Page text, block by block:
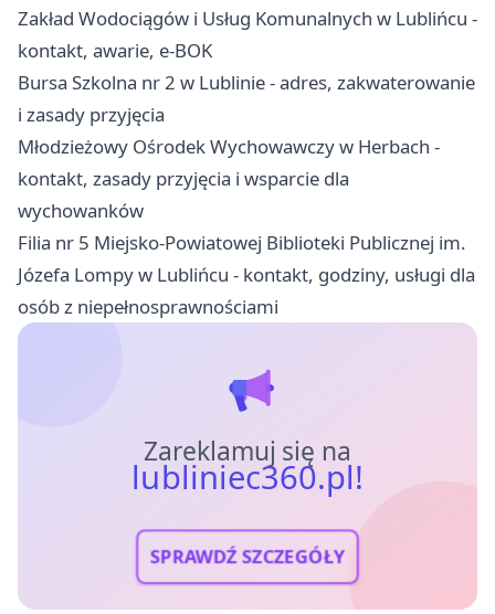
Zakład Wodociągów i Usług Komunalnych w Lublińcu -
kontakt, awarie, e-BOK
Bursa Szkolna nr 2 w Lublinie - adres, zakwaterowanie
i zasady przyjęcia
Młodzieżowy Ośrodek Wychowawczy w Herbach -
kontakt, zasady przyjęcia i wsparcie dla
wychowanków
Filia nr 5 Miejsko-Powiatowej Biblioteki Publicznej im.
Józefa Lompy w Lublińcu - kontakt, godziny, usługi dla
osób z niepełnosprawnościami
Zareklamuj się na
lubliniec360.pl!
SPRAWDŹ SZCZEGÓŁY